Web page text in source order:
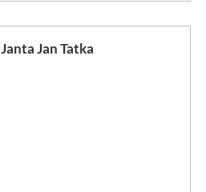
Janta Jan Tatka